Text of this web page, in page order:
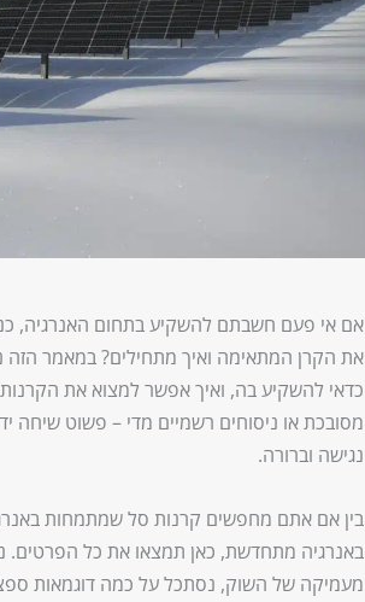
אם אי פעם חשבתם להשקיע בתחום האנרגיה,
את הקרן המתאימה ואיך מתחילים? במאמר
כדאי להשקיע בה, ואיך אפשר למצוא את
מסובכת או ניסוחים רשמיים מדי – פשוט שיחה
נגישה וברורה.
בין אם אתם מחפשים קרנות סל שמתמחות
באנרגיה מתחדשת, כאן תמצאו את כל הפרטים.
מעמיקה של השוק, נסתכל על כמה דוגמאות